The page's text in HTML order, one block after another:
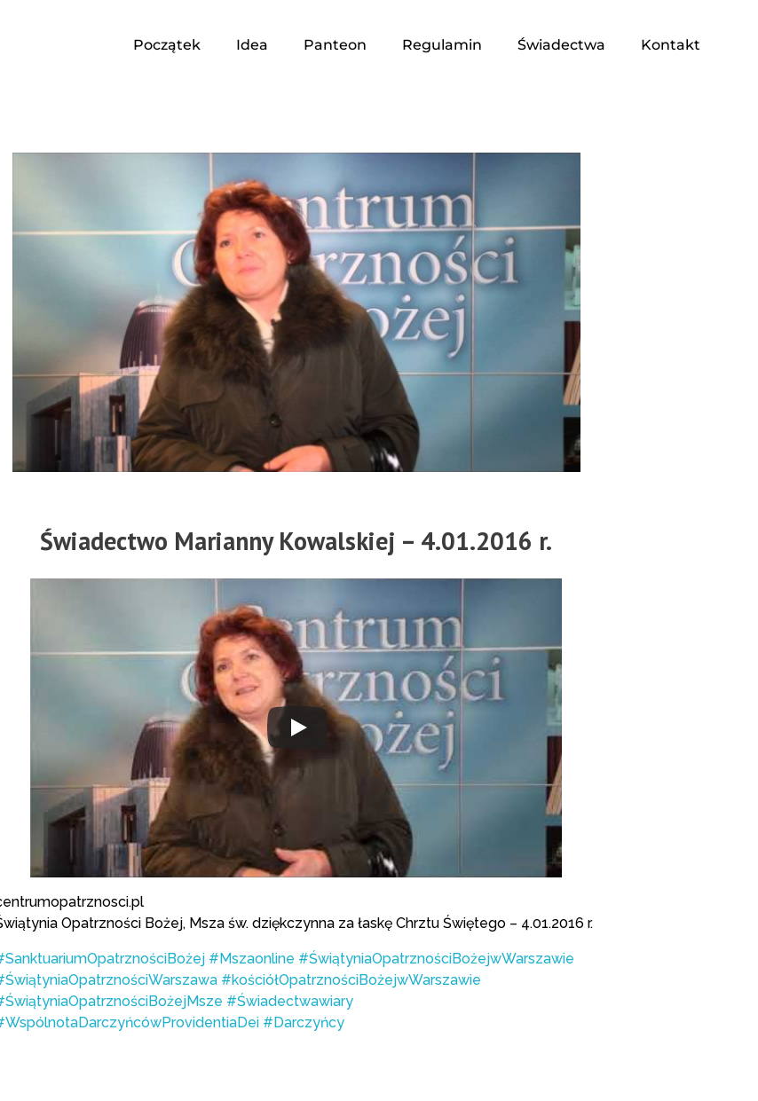
Początek Idea Panteon Regulamin Świadectwa Kontakt
Świadectwo Marianny Kowalskiej – 4.01.2016 r.
Opatrzności Bożej, Msza św. dziękczynna za łaskę Chrztu Świętego – 4.01.2016 r.
#Mszaonline #ŚwiątyniaOpatrznościBożejwWarszawie
#kościółOpatrznościBożejwWarszawie
#Świadectwawiary
#Darczyńcy